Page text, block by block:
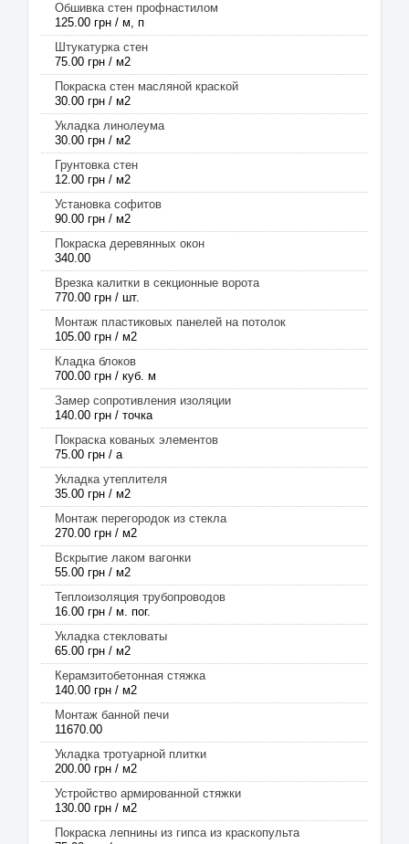
Обшивка стен профнастилом
125.00 грн / м, п
Штукатурка стен
75.00 грн / м2
Покраска стен масляной краской
30.00 грн / м2
Укладка линолеума
30.00 грн / м2
Грунтовка стен
12.00 грн / м2
Установка софитов
90.00 грн / м2
Покраска деревянных окон
340.00
Врезка калитки в секционные ворота
770.00 грн / шт.
Монтаж пластиковых панелей на потолок
105.00 грн / м2
Кладка блоков
700.00 грн / куб. м
Замер сопротивления изоляции
140.00 грн / точка
Покраска кованых элементов
75.00 грн / а
Укладка утеплителя
35.00 грн / м2
Монтаж перегородок из стекла
270.00 грн / м2
Вскрытие лаком вагонки
55.00 грн / м2
Теплоизоляция трубопроводов
16.00 грн / м. пог.
Укладка стекловаты
65.00 грн / м2
Керамзитобетонная стяжка
140.00 грн / м2
Монтаж банной печи
11670.00
Укладка тротуарной плитки
200.00 грн / м2
Устройство армированной стяжки
130.00 грн / м2
Покраска лепнины из гипса из краскопульта